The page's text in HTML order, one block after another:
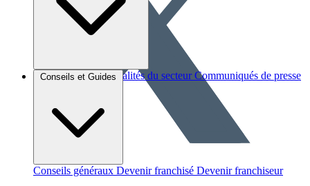
Brèves et actus Actualités du secteur Communiqués de presse
Conseils et Guides
Conseils généraux Devenir franchisé Devenir franchiseur